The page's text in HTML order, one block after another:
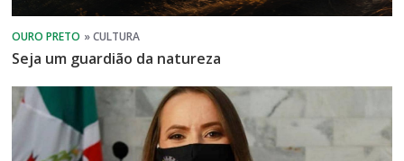
Seja um guardião da natureza